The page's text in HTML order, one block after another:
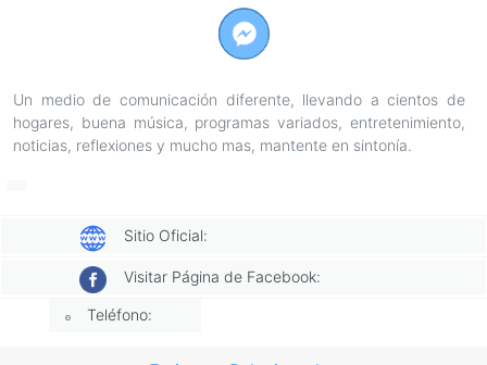
Un medio de comunicación diferente, llevando a cientos de
hogares, buena música, programas variados, entretenimiento,
noticias, reflexiones y mucho mas, mantente en sintonía.
Sitio Oficial:
Visitar Página de Facebook:
Teléfono: